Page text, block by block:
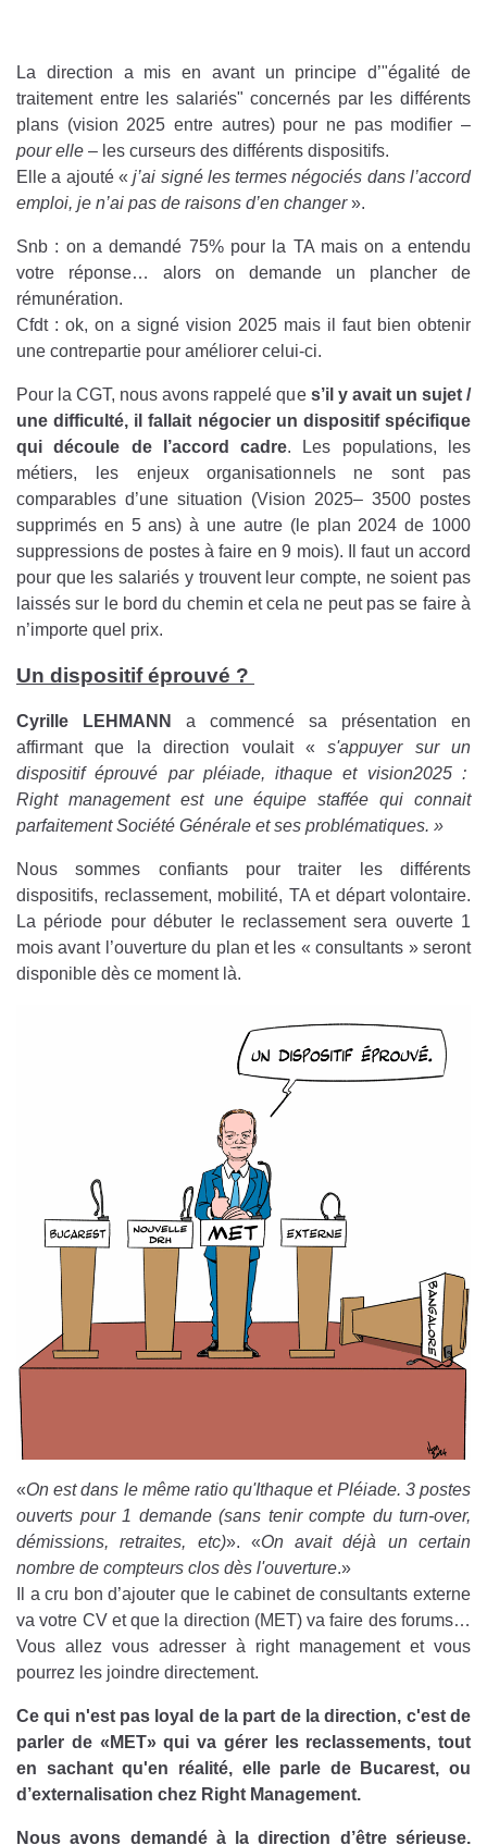
La direction a mis en avant un principe d’"égalité de
traitement entre les salariés" concernés par les différents
plans (vision 2025 entre autres) pour ne pas modifier –
pour elle – les curseurs des différents dispositifs.
Elle a ajouté « j’ai signé les termes négociés dans l’accord
emploi, je n’ai pas de raisons d’en changer».
Snb : on a demandé 75% pour la TA mais on a entendu
votre réponse… alors on demande un plancher de
rémunération.
Cfdt : ok, on a signé vision 2025 mais il faut bien obtenir
une contrepartie pour améliorer celui-ci.
Pour la CGT, nous avons rappelé que s’il y avait un sujet /
une difficulté, il fallait négocier un dispositif spécifique
qui découle de l’accord cadre. Les populations, les
métiers, les enjeux organisationnels ne sont pas
comparables d’une situation (Vision 2025– 3500 postes
supprimés en 5 ans) à une autre (le plan 2024 de 1000
suppressions de postes à faire en 9 mois). Il faut un accord
pour que les salariés y trouvent leur compte, ne soient pas
laissés sur le bord du chemin et cela ne peut pas se faire à
n’importe quel prix.
Un dispositif éprouvé ?
Cyrille LEHMANN a commencé sa présentation en
affirmant que la direction voulait «s'appuyer sur un
dispositif éprouvé par pléiade, ithaque et vision2025 :
Right management est une équipe staffée qui connait
parfaitement Société Générale et ses problématiques. »
Nous sommes confiants pour traiter les différents
dispositifs, reclassement, mobilité, TA et départ volontaire.
La période pour débuter le reclassement sera ouverte 1
mois avant l’ouverture du plan et les « consultants » seront
disponible dès ce moment là.
«On est dans le même ratio qu'Ithaque et Pléiade. 3 postes
ouverts pour 1 demande (sans tenir compte du turn-over,
démissions, retraites, etc)». «On avait déjà un certain
nombre de compteurs clos dès l'ouverture.»
Il a cru bon d’ajouter que le cabinet de consultants externe
va votre CV et que la direction (MET) va faire des forums…
Vous allez vous adresser à right management et vous
pourrez les joindre directement.
Ce qui n'est pas loyal de la part de la direction, c'est de
parler de «MET» qui va gérer les reclassements, tout
en sachant qu'en réalité, elle parle de Bucarest, ou
d’externalisation chez Right Management.
Nous avons demandé à la direction d’être sérieuse.